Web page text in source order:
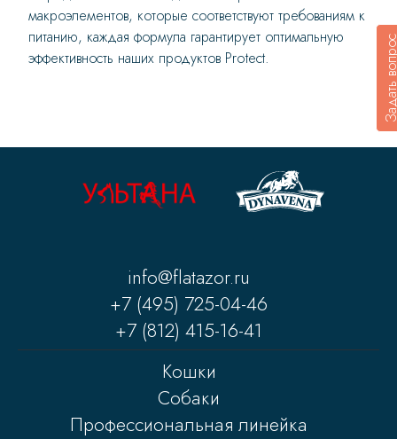
макроэлементов, которые соответствуют требованиям к
питанию, каждая формула гарантирует оптимальную
эффективность наших продуктов Protect.
info@flatazor.ru
+7 (495) 725-04-46
+7 (812) 415-16-41
Кошки
Собаки
Профессиональная линейка